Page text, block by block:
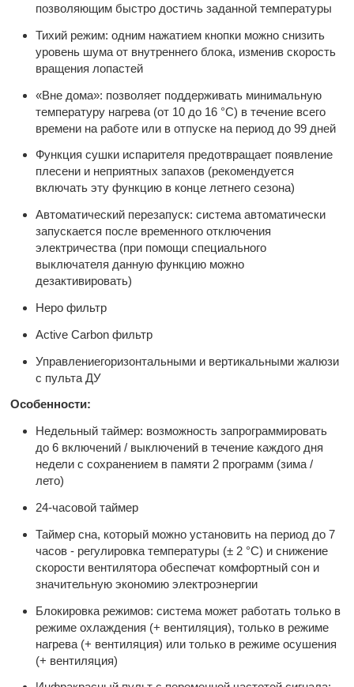
позволяющим быстро достичь заданной температуры
Тихий режим: одним нажатием кнопки можно снизить
уровень шума от внутреннего блока, изменив скорость
вращения лопастей
«Вне дома»: позволяет поддерживать минимальную
температуру нагрева (от 10 до 16 °C) в течение всего
времени на работе или в отпуске на период до 99 дней
Функция сушки испарителя предотвращает появление
плесени и неприятных запахов (рекомендуется
включать эту функцию в конце летнего сезона)
Автоматический перезапуск: система автоматически
запускается после временного отключения
электричества (при помощи специального
выключателя данную функцию можно
дезактивировать)
Неро фильтр
Active Carbon фильтр
Управлениегоризонтальными и вертикальными жалюзи
с пульта ДУ
Особенности:
Недельный таймер: возможность запрограммировать
до 6 включений / выключений в течение каждого дня
недели с сохранением в памяти 2 программ (зима /
лето)
24-часовой таймер
Таймер сна, который можно установить на период до 7
часов - регулировка температуры (± 2 °C) и снижение
скорости вентилятора обеспечат комфортный сон и
значительную экономию электроэнергии
Блокировка режимов: система может работать только в
режиме охлаждения (+ вентиляция), только в режиме
нагрева (+ вентиляция) или только в режиме осушения
(+ вентиляция)